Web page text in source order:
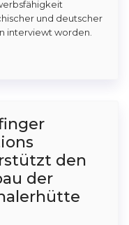
und deutscher
interviewt worden.
den
der